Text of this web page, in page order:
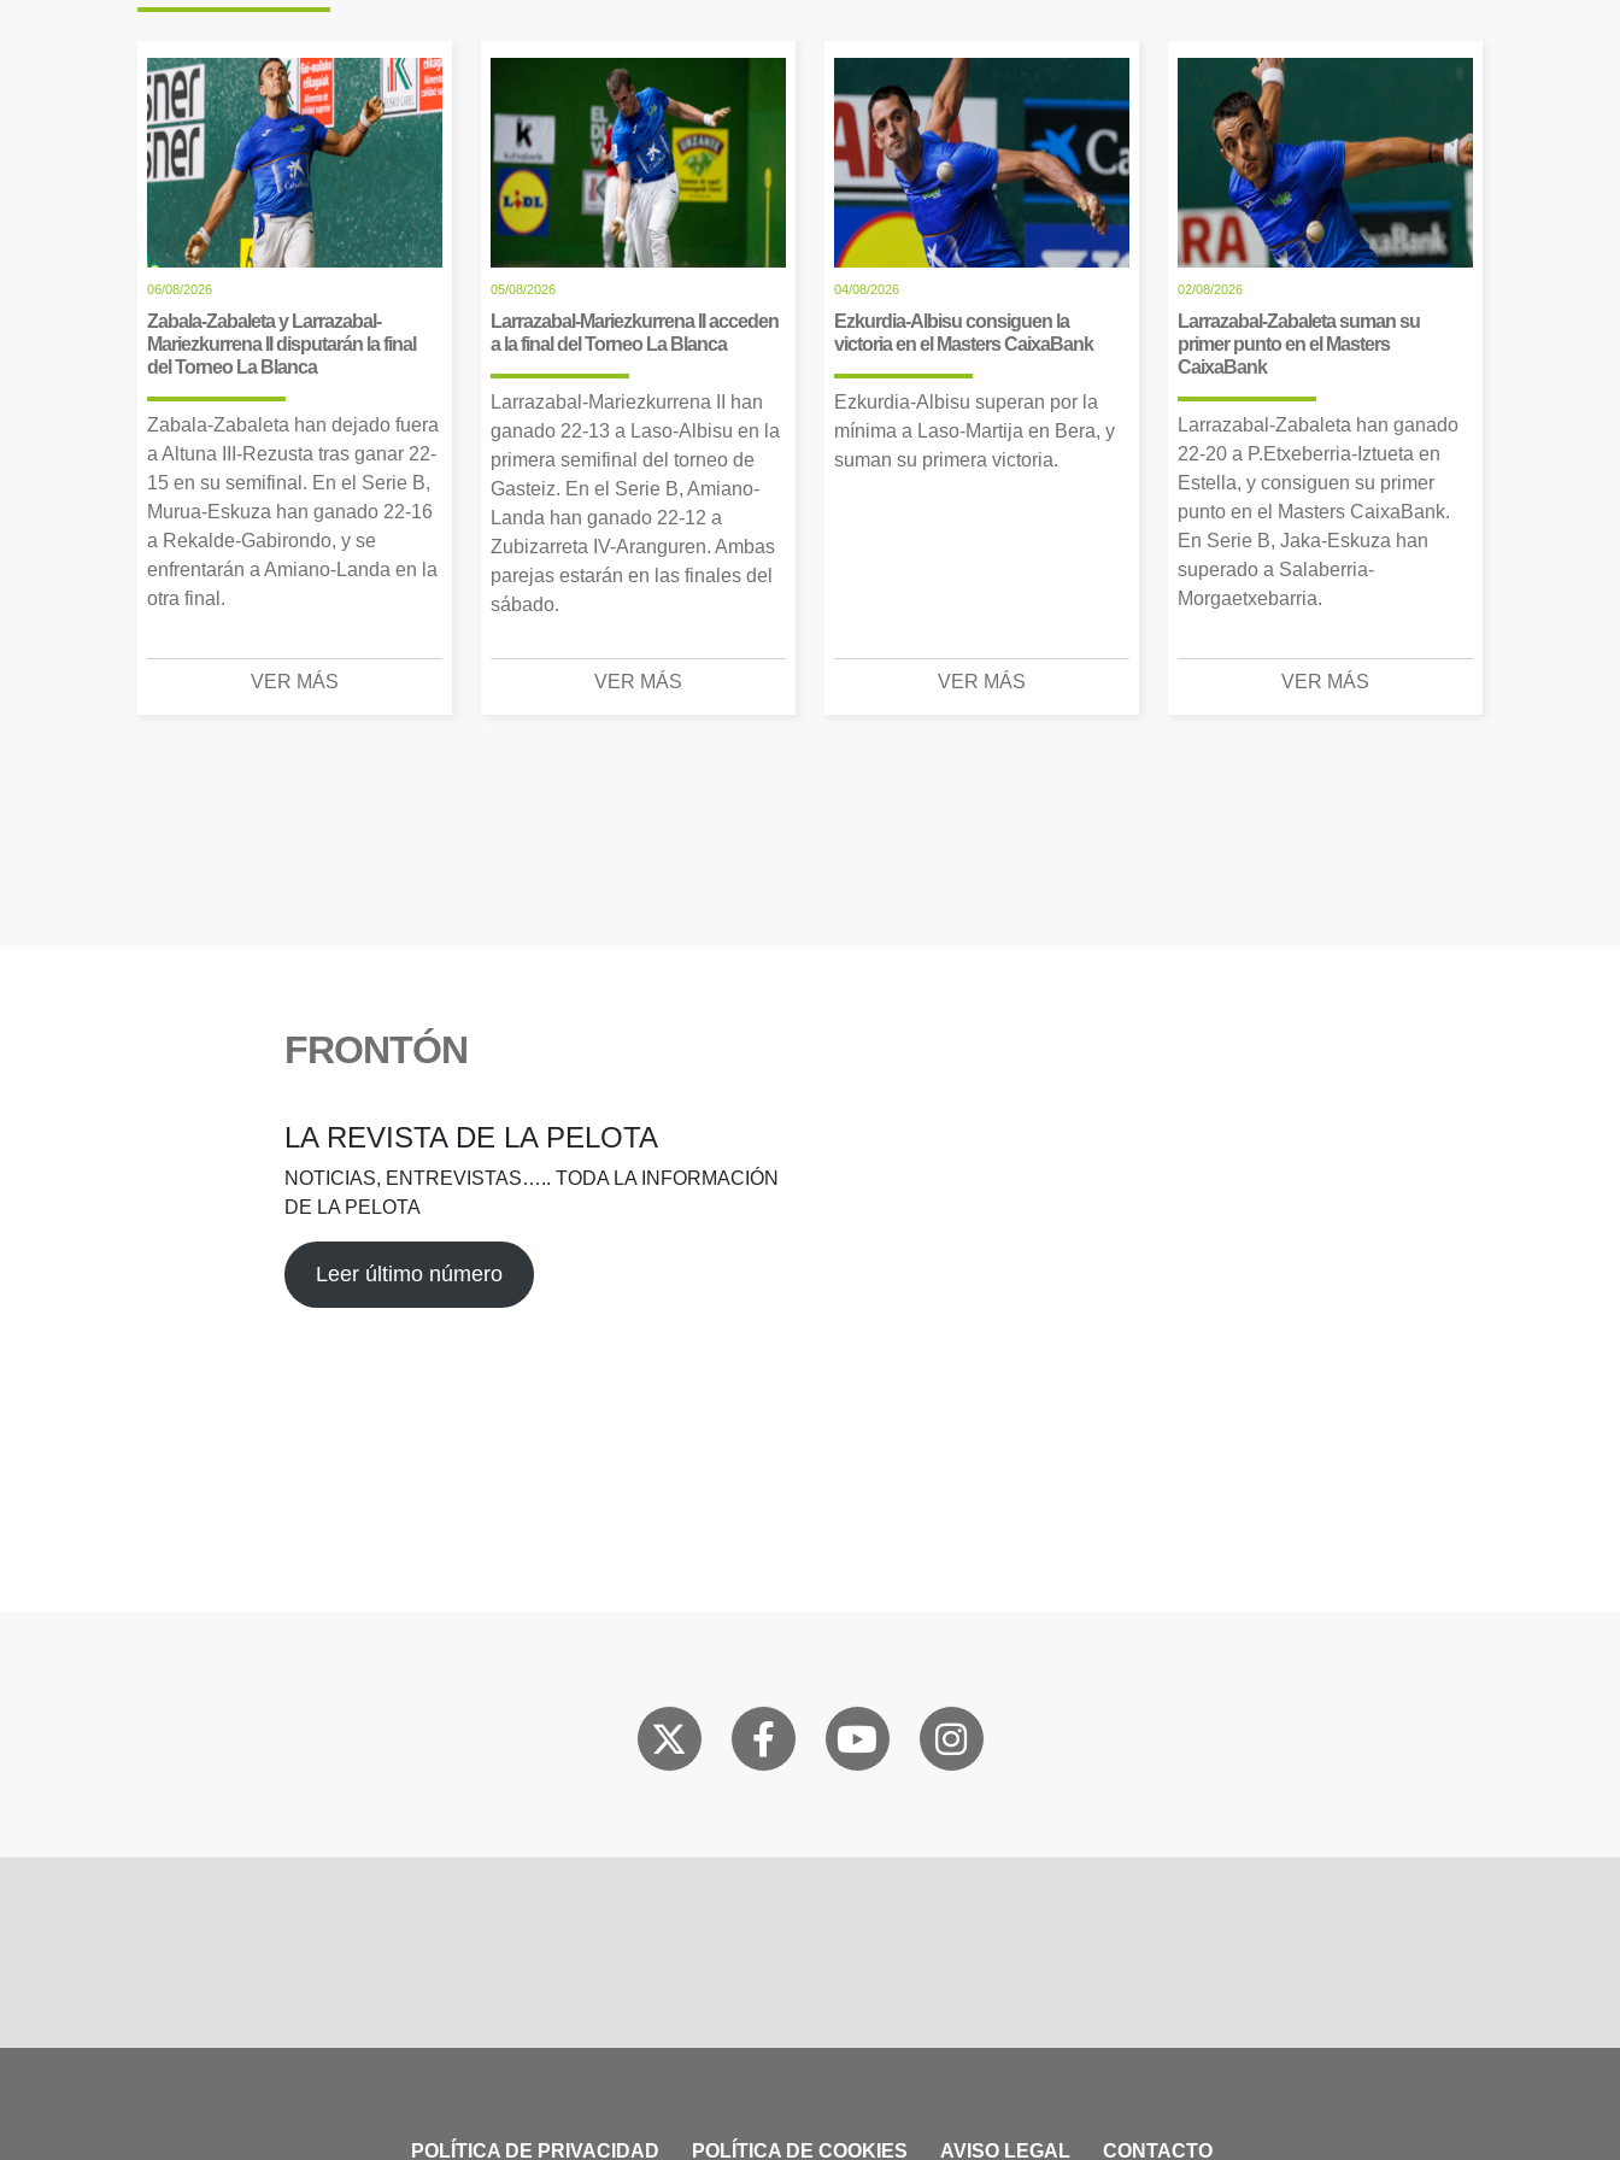
06/08/2026
Zabala-Zabaleta y Larrazabal-
Mariezkurrena II disputarán la final
del Torneo La Blanca
Zabala-Zabaleta han dejado fuera
a Altuna III-Rezusta tras ganar 22-
15 en su semifinal. En el Serie B,
Murua-Eskuza han ganado 22-16
a Rekalde-Gabirondo, y se
enfrentarán a Amiano-Landa en la
otra final.
VER MÁS
05/08/2026
Larrazabal-Mariezkurrena II acceden
a la final del Torneo La Blanca
Larrazabal-Mariezkurrena II han
ganado 22-13 a Laso-Albisu en la
primera semifinal del torneo de
Gasteiz. En el Serie B, Amiano-
Landa han ganado 22-12 a
Zubizarreta IV-Aranguren. Ambas
parejas estarán en las finales del
sábado.
VER MÁS
04/08/2026
Ezkurdia-Albisu consiguen la
victoria en el Masters CaixaBank
Ezkurdia-Albisu superan por la
mínima a Laso-Martija en Bera, y
suman su primera victoria.
VER MÁS
02/08/2026
Larrazabal-Zabaleta suman su
primer punto en el Masters
CaixaBank
Larrazabal-Zabaleta han ganado
22-20 a P.Etxeberria-Iztueta en
Estella, y consiguen su primer
punto en el Masters CaixaBank.
En Serie B, Jaka-Eskuza han
superado a Salaberria-
Morgaetxebarria.
VER MÁS
FRONTÓN
LA REVISTA DE LA PELOTA
NOTICIAS, ENTREVISTAS….. TODA LA INFORMACIÓN
DE LA PELOTA
Leer último número
POLÍTICA DE PRIVACIDAD POLÍTICA DE COOKIES AVISO LEGAL CONTACTO